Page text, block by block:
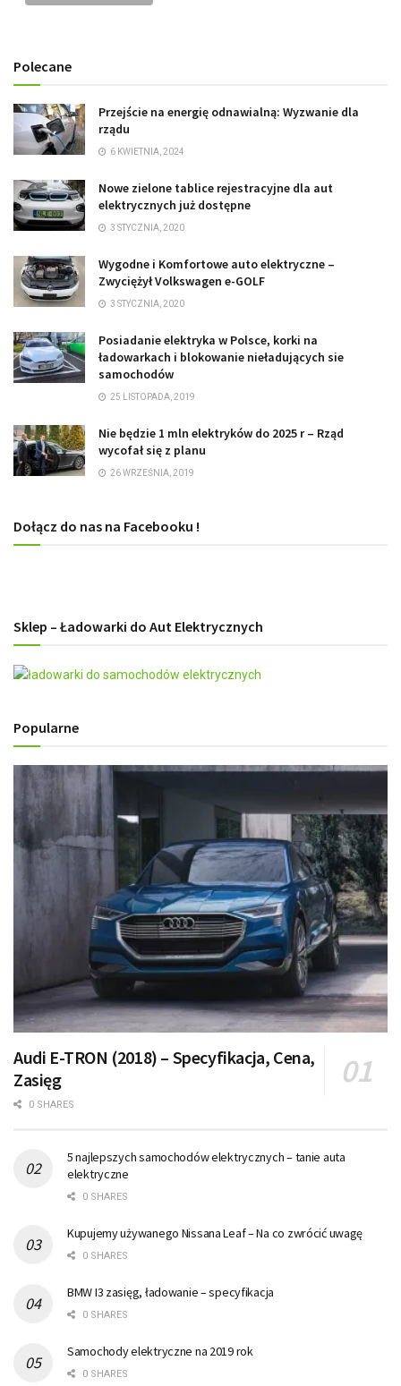
Polecane
Przejście na energię odnawialną: Wyzwanie dla
rządu
6 KWIETNIA, 2024
Nowe zielone tablice rejestracyjne dla aut
elektrycznych już dostępne
3 STYCZNIA, 2020
Wygodne i Komfortowe auto elektryczne –
Zwyciężył Volkswagen e-GOLF
3 STYCZNIA, 2020
Posiadanie elektryka w Polsce, korki na
ładowarkach i blokowanie nieładujących sie
samochodów
25 LISTOPADA, 2019
Nie będzie 1 mln elektryków do 2025 r – Rząd
wycofał się z planu
26 WRZEŚNIA, 2019
Dołącz do nas na Facebooku !
Sklep – Ładowarki do Aut Elektrycznych
Popularne
Audi E-TRON (2018) – Specyfikacja, Cena,
Zasięg
0 SHARES
5 najlepszych samochodów elektrycznych – tanie auta
elektryczne
0 SHARES
Kupujemy używanego Nissana Leaf – Na co zwrócić uwagę
0 SHARES
BMW I3 zasięg, ładowanie – specyfikacja
0 SHARES
Samochody elektryczne na 2019 rok
0 SHARES